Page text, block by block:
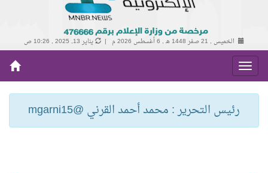
الخميس , 21 صفر 1448 هـ , 6 أغسطس 2026 م | يناير 13, 2025 , 10:26 ص
رئيس التحرير : محمد أحمد القرني @mgarni15